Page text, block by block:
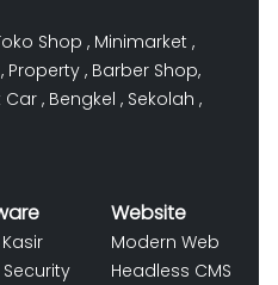
Shop , Minimarket ,
, Property , Barber Shop,
Car , Bengkel , Sekolah ,
Website
Modern Web
Headless CMS